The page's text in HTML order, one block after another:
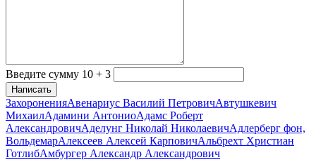
Введите сумму 10 + 3
Написать
ЗахороненияАвенариус Василий ПетровичАвтушкевич
МихаилАдамини АнтониоАдамс Роберт
АлександровичАделунг Николай НиколаевичАдлерберг фон,
ВольдемарАлексеев Алексей КарповичАльбрехт Христиан
ГотлибАмбургер Александр Александрович